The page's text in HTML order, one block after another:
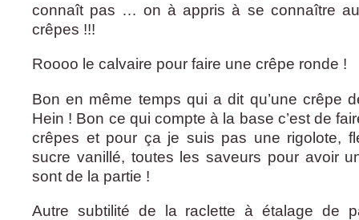
connaît pas … on à appris à se connaître
crêpes !!!
Roooo le calvaire pour faire une crêpe ronde !
Bon en même temps qui a dit qu’une crêpe
Hein ! Bon ce qui compte à la base c’est de
crêpes et pour ça je suis pas une rigolote,
sucre vanillé, toutes les saveurs pour avoir
sont de la partie !
Autre subtilité de la raclette à étalage de